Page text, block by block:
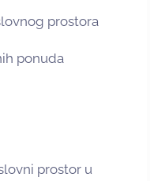
prostora
ponuda
prostor u